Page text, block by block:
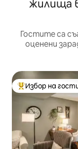
жилища
Гостите са
оценени
Най-популярен
Избор на